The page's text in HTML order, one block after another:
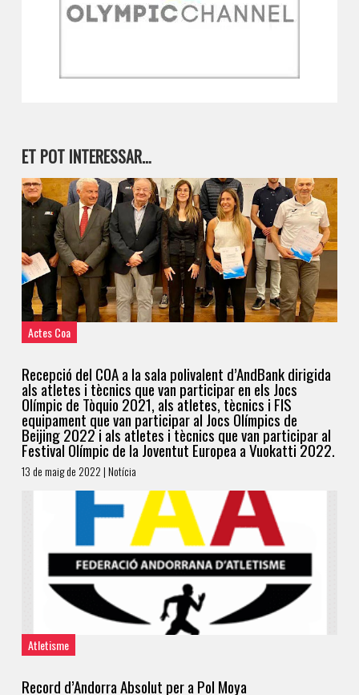
ET POT INTERESSAR…
Actes Coa
Recepció del COA a la sala polivalent d’AndBank dirigida
als atletes i tècnics que van participar en els Jocs
Olímpic de Tòquio 2021, als atletes, tècnics i FIS
equipament que van participar al Jocs Olímpics de
Beijing 2022 i als atletes i tècnics que van participar al
Festival Olímpic de la Joventut Europea a Vuokatti 2022.
13 de maig de 2022 | Notícia
Atletisme
Record d’Andorra Absolut per a Pol Moya